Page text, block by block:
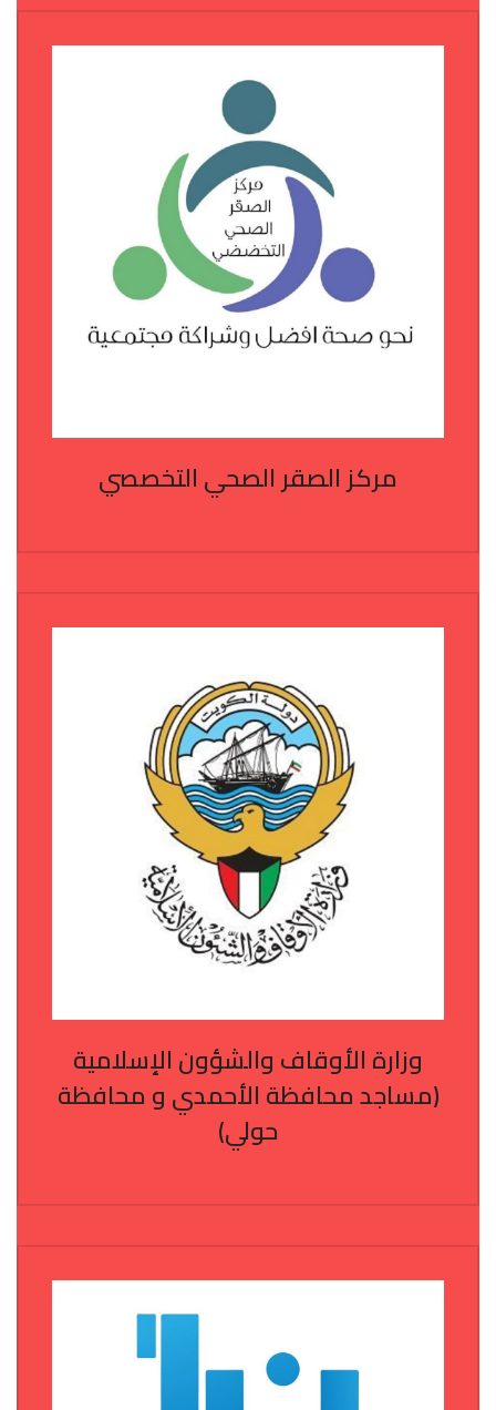
مركز الصقر الصحي التخصصي
وزارة الأوقاف والشؤون الإسلامية
(مساجد محافظة الأحمدي و محافظة
حولي)